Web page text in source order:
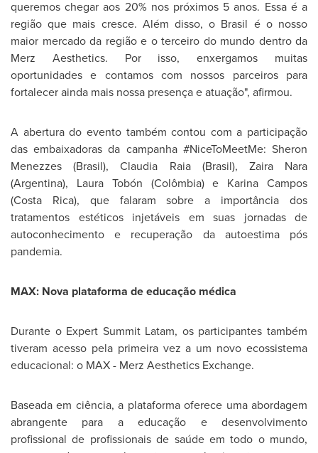
queremos chegar aos 20% nos próximos 5 anos. Essa é a
região que mais cresce. Além disso, o Brasil é o nosso
maior mercado da região e o terceiro do mundo dentro da
Merz Aesthetics. Por isso, enxergamos muitas
oportunidades e contamos com nossos parceiros para
fortalecer ainda mais nossa presença e atuação", afirmou.
A abertura do evento também contou com a participação
das embaixadoras da campanha #NiceToMeetMe: Sheron
Menezzes (Brasil),Claudia Raia(Brasil), Zaira Nara
(Argentina), Laura Tobón (Colômbia) e Karina Campos
(Costa Rica), que falaram sobre a importância dos
tratamentos estéticos injetáveis em suas jornadas de
autoconhecimento e recuperação da autoestima pós
pandemia.
MAX: Nova plataforma de educação médica
Durante o Expert Summit Latam, os participantes também
tiveram acesso pela primeira vez a um novo ecossistema
educacional: o MAX - Merz Aesthetics Exchange.
Baseada em ciência, a plataforma oferece uma abordagem
abrangente para a educação e desenvolvimento
profissional de profissionais de saúde em todo o mundo,